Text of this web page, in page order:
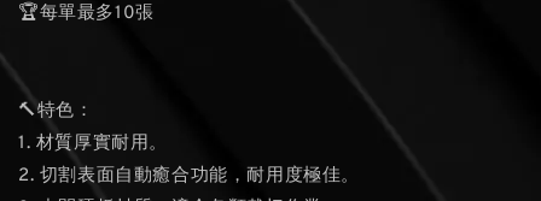
🏆每單最多10張
🔨特色：
1. 材質厚實耐用。
2. 切割表面自動癒合功能，耐用度極佳。